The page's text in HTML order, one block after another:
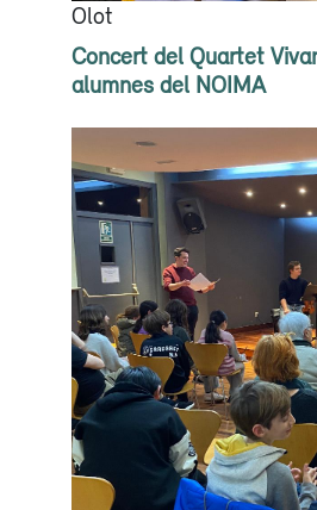
Olot
Concert del Quartet
alumnes del NOIMA